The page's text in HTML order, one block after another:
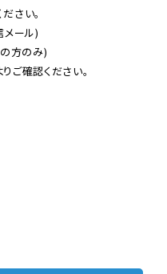
さい。
メール)
方のみ)